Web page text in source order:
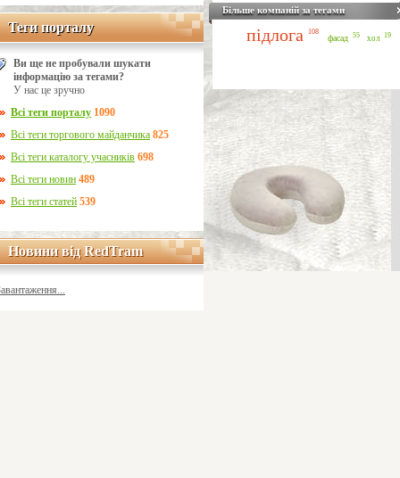
Теги порталу
Теги порталу
Ви ще не пробували шукати
інформацію за тегами?
У нас це зручно
Всі теги порталу 1090
Всі теги торгового майданчика 825
Всі теги каталогу учасників 698
Всі теги новин 489
Всі теги статей 539
Новини від RedTram
Новини від RedTram
Більше компаній за тегами
підлога 108
фасад 55 хол 19